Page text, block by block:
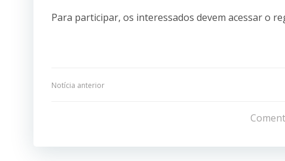
Para participar, os interessados devem acessar o
Navegação
Post
Notícia anterior